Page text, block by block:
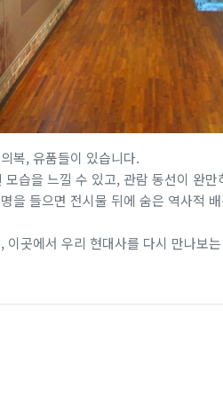
복, 유품들이 있습니다.
습을 느낄 수 있고, 관람 동선이 완
을 들으면 전시물 뒤에 숨은 역사적
곳에서 우리 현대사를 다시 만나보